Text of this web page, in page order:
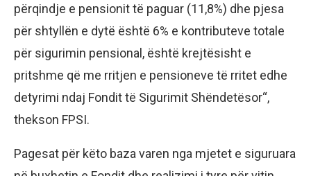
përqindje e pensionit të paguar (11,8%) dhe pjesa
për shtyllën e dytë është 6% e kontributeve totale
për sigurimin pensional, është krejtësisht e
pritshme që me rritjen e pensioneve të rritet edhe
detyrimi ndaj Fondit të Sigurimit Shëndetësor“,
thekson FPSI.
Pagesat për këto baza varen nga mjetet e siguruara